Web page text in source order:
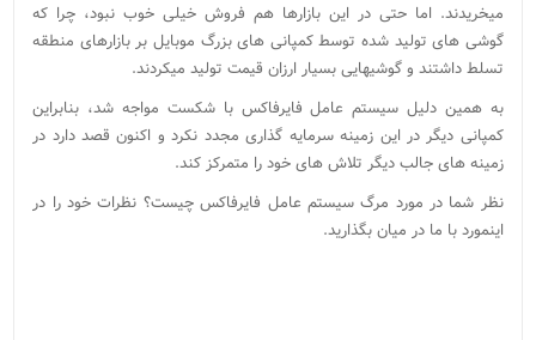
میخریدند. اما حتی در این بازارها هم فروش خیلی خوب نبود، چرا که
گوشی های تولید شده توسط کمپانی های بزرگ موبایل بر بازارهای منطقه
تسلط داشتند و گوشیهایی بسیار ارزان قیمت تولید میکردند.
به همین دلیل سیستم عامل فایرفاکس با شکست مواجه شد، بنابراین
کمپانی دیگر در این زمینه سرمایه گذاری مجدد نکرد و اکنون قصد دارد در
زمینه های جالب دیگر تلاش های خود را متمرکز کند.
نظر شما در مورد مرگ سیستم عامل فایرفاکس چیست؟ نظرات خود را در
اینمورد با ما در میان بگذارید.